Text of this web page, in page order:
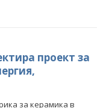
проект за
за керамика в